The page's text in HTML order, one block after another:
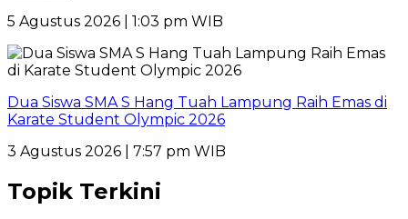
5 Agustus 2026 | 1:03 pm WIB
Dua Siswa SMA S Hang Tuah Lampung Raih Emas di
Karate Student Olympic 2026
3 Agustus 2026 | 7:57 pm WIB
Topik Terkini